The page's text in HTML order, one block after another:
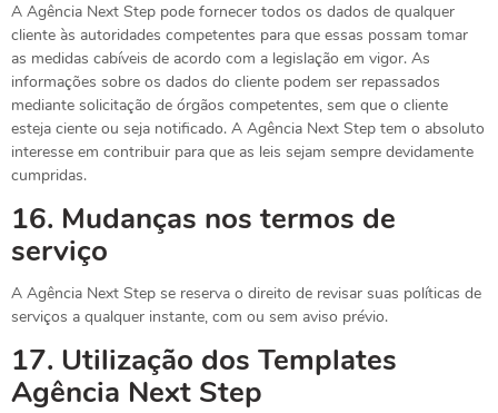
A Agência Next Step pode fornecer todos os dados de qualquer
cliente às autoridades competentes para que essas possam tomar
as medidas cabíveis de acordo com a legislação em vigor. As
informações sobre os dados do cliente podem ser repassados
mediante solicitação de órgãos competentes, sem que o cliente
esteja ciente ou seja notificado. A Agência Next Step tem o absoluto
interesse em contribuir para que as leis sejam sempre devidamente
cumpridas.
16. Mudanças nos termos de
serviço
A Agência Next Step se reserva o direito de revisar suas políticas de
serviços a qualquer instante, com ou sem aviso prévio.
17. Utilização dos Templates
Agência Next Step